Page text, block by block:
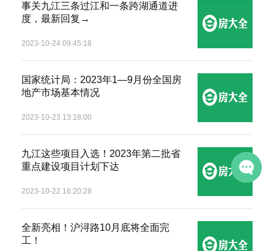
匿名 185*****105
08-06 12:34
匿名 158*****522 08-06 00:13
匿名 183*****998
08-05 05:59
匿名 158*****384
事关九江三条过江和一条跨湖通道进
度，最新回复→
2023-10-24 09:45:18
国家统计局：2023年1—9月份全国房
地产市场基本情况
2023-10-23 13:18:00
九江这些项目入选！2023年第二批省
重点建设项目计划下达
2023-10-22 16:20:28
全新亮相！沪浔路10月底将全面完
工！